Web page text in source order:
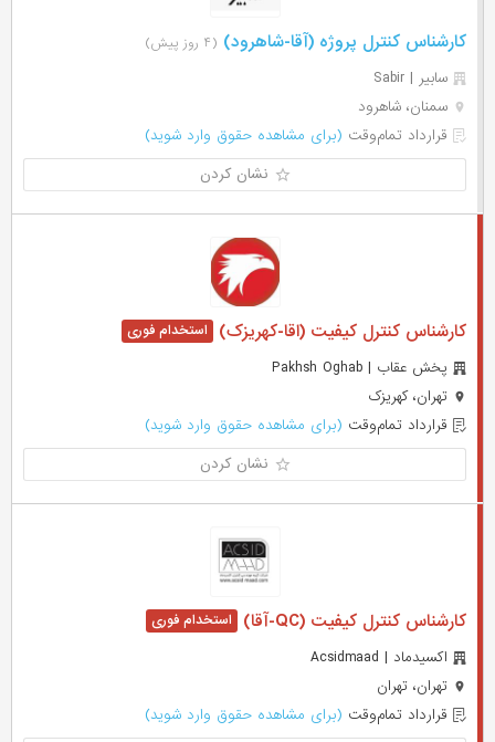
کارشناس کنترل پروژه (آقا-شاهرود) (۴ روز پیش)
سابیر | Sabir
سمنان، شاهرود
قرارداد تمام‌وقت (برای مشاهده حقوق وارد شوید)
نشان کردن
کارشناس کنترل کیفیت (اقا-کهریزک)
پخش عقاب | Pakhsh Oghab
تهران، کهریزک
قرارداد تمام‌وقت (برای مشاهده حقوق وارد شوید)
نشان کردن
کارشناس کنترل کیفیت (QC-آقا)
اكسيدماد | Acsidmaad
تهران، تهران
قرارداد تمام‌وقت (برای مشاهده حقوق وارد شوید)